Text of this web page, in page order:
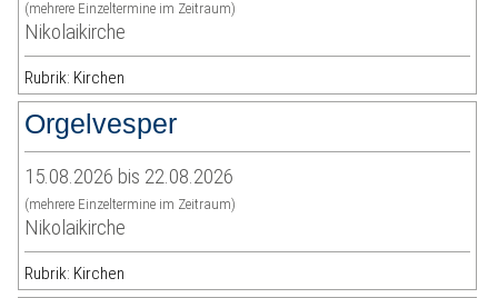
(mehrere Einzeltermine im Zeitraum)
Nikolaikirche
Rubrik: Kirchen
Orgelvesper
15.08.2026 bis 22.08.2026
(mehrere Einzeltermine im Zeitraum)
Nikolaikirche
Rubrik: Kirchen